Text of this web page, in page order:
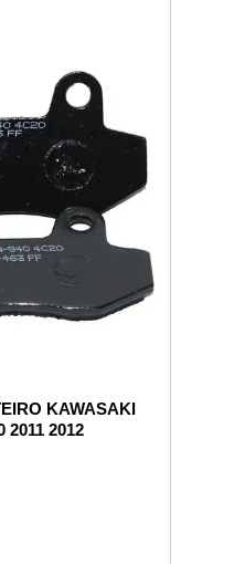
KAWASAKI
2011 2012